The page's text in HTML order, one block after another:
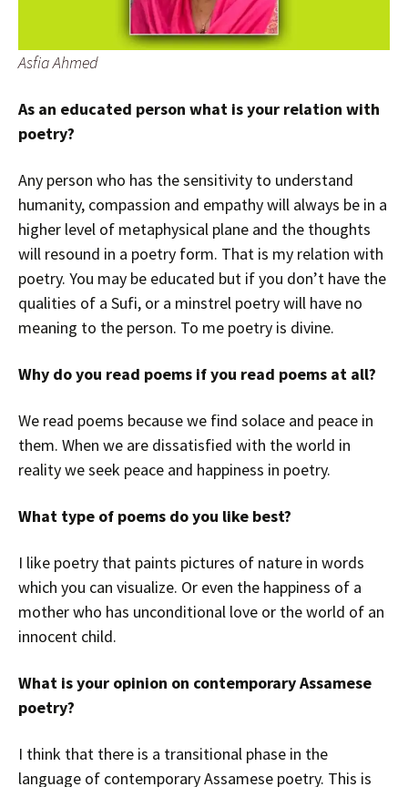
Asfia Ahmed
As an educated person what is your relation with
poetry?
Any person who has the sensitivity to understand
humanity, compassion and empathy will always be in a
higher level of metaphysical plane and the thoughts
will resound in a poetry form. That is my relation with
poetry. You may be educated but if you don’t have the
qualities of a Sufi, or a minstrel poetry will have no
meaning to the person. To me poetry is divine.
Why do you read poems if you read poems at all?
We read poems because we find solace and peace in
them. When we are dissatisfied with the world in
reality we seek peace and happiness in poetry.
What type of poems do you like best?
I like poetry that paints pictures of nature in words
which you can visualize. Or even the happiness of a
mother who has unconditional love or the world of an
innocent child.
What is your opinion on contemporary Assamese
poetry?
I think that there is a transitional phase in the
language of contemporary Assamese poetry. This is